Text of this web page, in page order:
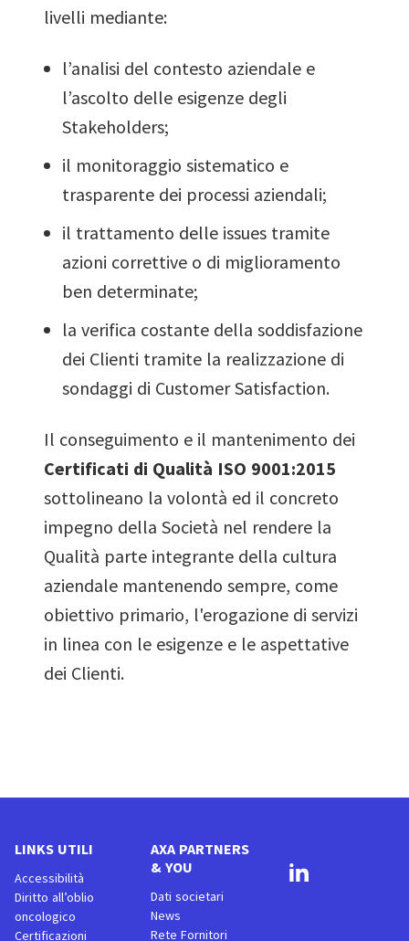
livelli mediante:
l’analisi del contesto aziendale e
l’ascolto delle esigenze degli
Stakeholders;
il monitoraggio sistematico e
trasparente dei processi aziendali;
il trattamento delle issues tramite
azioni correttive o di miglioramento
ben determinate;
la verifica costante della soddisfazione
dei Clienti tramite la realizzazione di
sondaggi di Customer Satisfaction.
Il conseguimento e il mantenimento dei
Certificati di Qualità ISO 9001:2015
sottolineano la volontà ed il concreto
impegno della Società nel rendere la
Qualità parte integrante della cultura
aziendale mantenendo sempre, come
obiettivo primario, l'erogazione di servizi
in linea con le esigenze e le aspettative
dei Clienti.
LINKS UTILI
Accessibilità
Diritto all’oblio
oncologico
Certificazioni
AXA PARTNERS
& YOU
Dati societari
News
Rete Fornitori